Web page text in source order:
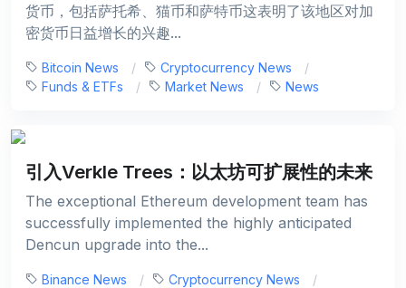
货币，包括萨托希、猫币和萨特币这表明了该地区对加
密货币日益增长的兴趣...
Bitcoin News
Cryptocurrency News
Funds & ETFs
Market News News
引入Verkle Trees：以太坊可扩展性的未来
The exceptional Ethereum development team has
successfully implemented the highly anticipated
Dencun upgrade into the...
Binance News
Cryptocurrency News